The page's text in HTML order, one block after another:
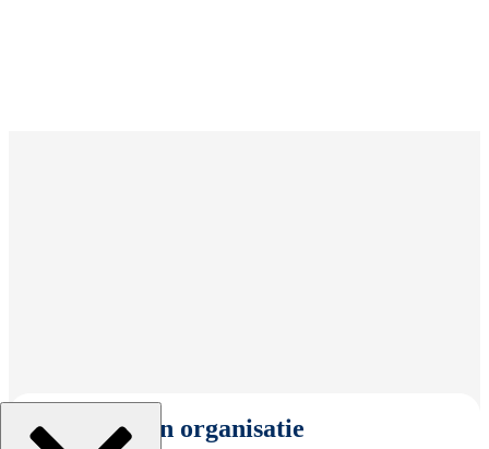
Selecteer een organisatie